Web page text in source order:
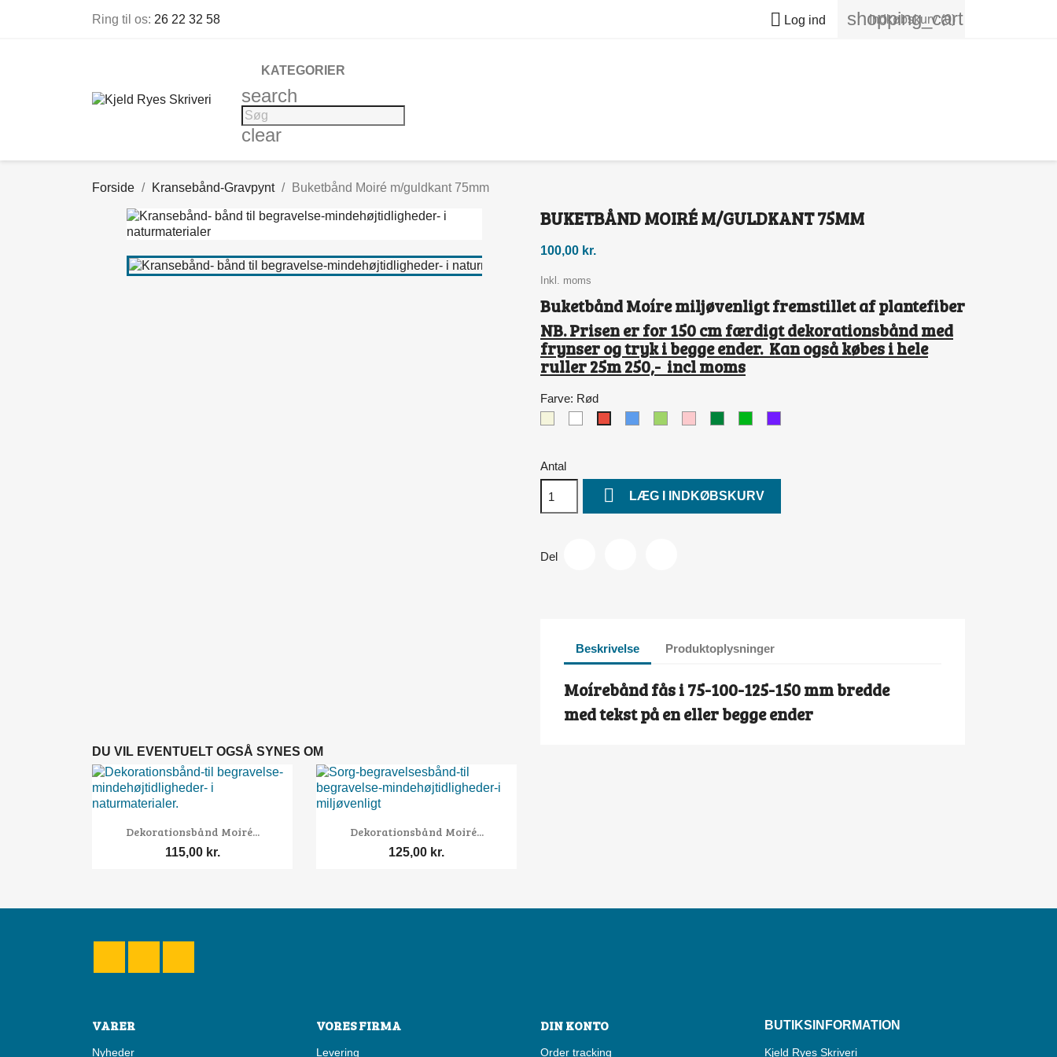
Ring til os: 26 22 32 58  Log ind shopping_cart
Indkøbskurv (0)
KATEGORIER
search
clear
Forside Kransebånd-Gravpynt Buketbånd Moiré m/guldkant 75mm
BUKETBÅND MOIRÉ M/GULDKANT 75MM
100,00 kr.
Inkl. moms
Buketbånd Moíre miljøvenligt fremstillet af plantefiber
NB. Prisen er for 150 cm færdigt dekorationsbånd med
frynser og tryk i begge ender. Kan også købes i hele
ruller 25m 250,- incl moms
Farve: Rød
Antal
 LÆG I INDKØBSKURV
Del
Beskrivelse Produktoplysninger
Moírebånd fås i 75-100-125-150 mm bredde
med tekst på en eller begge ender
DU VIL EVENTUELT OGSÅ SYNES OM
 Vis her
Dekorationsbånd Moiré...
115,00 kr.
 Vis her
Dekorationsbånd Moiré...
125,00 kr.
VARER
Nyheder
VORES FIRMA
Levering
DIN KONTO
Order tracking
BUTIKSINFORMATION
Kjeld Ryes Skriveri